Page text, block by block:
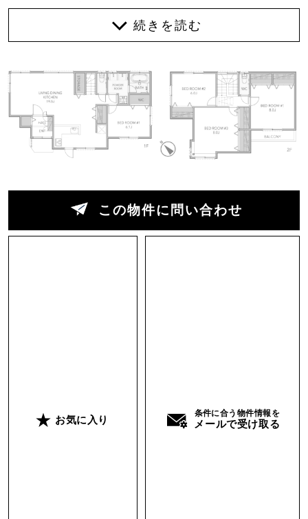
ろせるのが良いところ。個人的には青梅の御岳山
や丹沢山系の蛭ヶ岳が好きです。実は、鎌倉にも
鎌倉アルプスと言われる天園コースをはじめ、気
す。僕も何度か歩いていますが、人の暮らしと史
跡や自然が隣接していて歩きやすく見どころ満
載。物件は大仏切通〜極楽寺に抜けるハイキング
コースのすぐ近くにあります。
少し急な階段を34段上った場所に建つ一軒家。階
段の下から見上げるとよくこんな場所に建てたな
ぁと感心してしまいます。上ってきた坂道と階段
この物件に問い合わせ
お気に入り
条件に合う物件情報を
メールで受け取る